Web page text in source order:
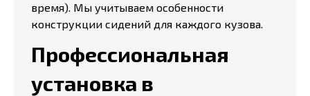
время). Мы учитываем особенности
конструкции сидений для каждого кузова.
Профессиональная
установка в